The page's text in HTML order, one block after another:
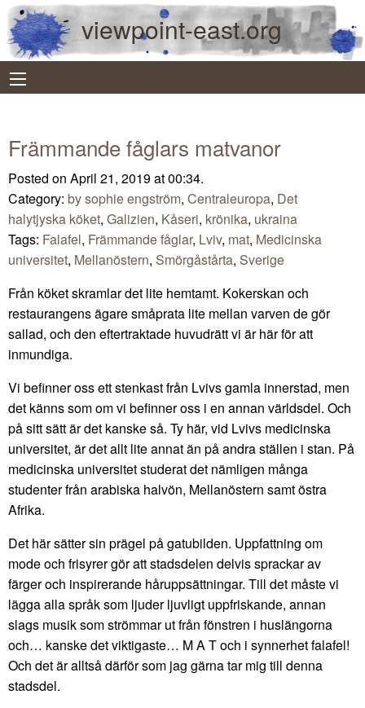
viewpoint-east.org
Främmande fåglars matvanor
Posted on April 21, 2019 at 00:34.
Category: by sophie engström, Centraleuropa, Det
halytjyska köket, Galizien, Kåseri, krönika, ukraina
Tags: Falafel, Främmande fåglar, Lviv, mat, Medicinska
universitet, Mellanöstern, Smörgåstårta, Sverige
Från köket skramlar det lite hemtamt. Kokerskan och
restaurangens ägare småprata lite mellan varven de gör
sallad, och den eftertraktade huvudrätt vi är här för att
inmundiga.
Vi befinner oss ett stenkast från Lvivs gamla innerstad, men
det känns som om vi befinner oss i en annan världsdel. Och
på sitt sätt är det kanske så. Ty här, vid Lvivs medicinska
universitet, är det allt lite annat än på andra ställen i stan. På
medicinska universitet studerat det nämligen många
studenter från arabiska halvön, Mellanöstern samt östra
Afrika.
Det här sätter sin prägel på gatubilden. Uppfattning om
mode och frisyrer gör att stadsdelen delvis sprackar av
färger och inspirerande håruppsättningar. Till det måste vi
lägga alla språk som ljuder ljuvligt uppfriskande, annan
slags musik som strömmar ut från fönstren i huslängorna
och… kanske det viktigaste… M A T och i synnerhet falafel!
Och det är alltså därför som jag gärna tar mig till denna
stadsdel.